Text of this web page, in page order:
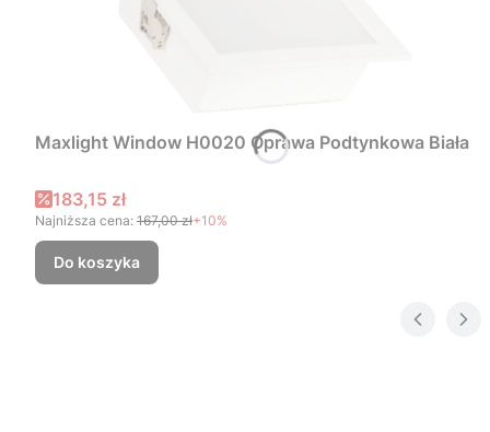
Maxlight Window H0020 Oprawa Podtynkowa Biała
Cena promocyjna
183,15 zł
Najniższa cena: 167,00 zł+10%
Do koszyka